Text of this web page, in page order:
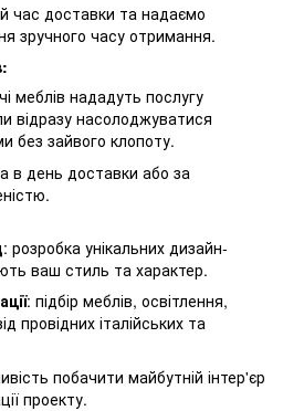
час доставки та надаємо
зручного часу отримання.
меблів нададуть послугу
відразу насолоджуватися
без зайвого клопоту.
в день доставки або за
: розробка унікальних дизайн-
ваш стиль та характер.
: підбір меблів, освітлення,
провідних італійських та
побачити майбутній інтер'єр
проекту.